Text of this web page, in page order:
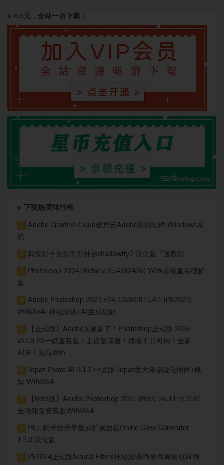
6.6元，全站一折下载！
下载热度排行榜
1
Adobe Creative Cloud创意云Adobe应用软件 Windows系
统
2 真实影子投影倒影神器shadowify2 汉化版「送教程」
3
Photoshop 2024 (Beta) v 25.4.0(2426) WIN系统直装破解
版
4
Adobe Photoshop 2023 v24.7.0/ACR15.4.1 (PS2023)
WINX64+神经滤镜+AI生成功能
5
【正式版】Adobe又更新了！Photoshop正式版 2026
v27.8 PS一键直装版！去盗版弹窗！移除工具可用！全新
ACR！支持Win
6
Topaz Photo AI 3.1.3 中文版 Topaz放大降噪锐化插件+模
型 WINX64
7
【Beta版】Adobe Photoshop 2025 (Beta) 26.11 m.3181
全功能免安装版WINX64
8
PS无损光效光晕生成扩展面板Oniric Glow Generator
1.3.0 汉化版
9
PS2024正式版Neural Filters神经滤镜PS插件离线包WIN